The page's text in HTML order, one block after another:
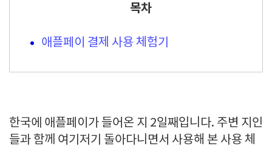
목차
애플페이 결제 사용 체험기
한국에 애플페이가 들어온 지 2일째입니다. 주변 지인
들과 함께 여기저기 돌아다니면서 사용해 본 사용 체